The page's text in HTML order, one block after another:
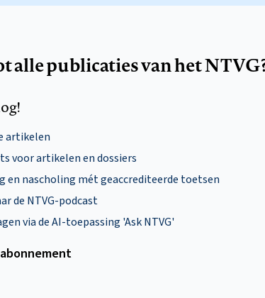
alle publicaties van het
artikelen
voor artikelen en dossiers
en nascholing mét geaccrediteerde toetsen
de NTVG-podcast
via de AI-toepassing 'Ask NTVG'